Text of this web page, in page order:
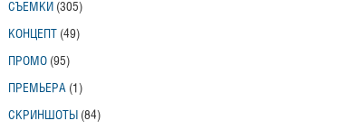
СЪЕМКИ (305)
КОНЦЕПТ (49)
ПРОМО (95)
ПРЕМЬЕРА (1)
СКРИНШОТЫ (84)